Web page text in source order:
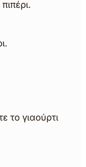
το γιαούρτι